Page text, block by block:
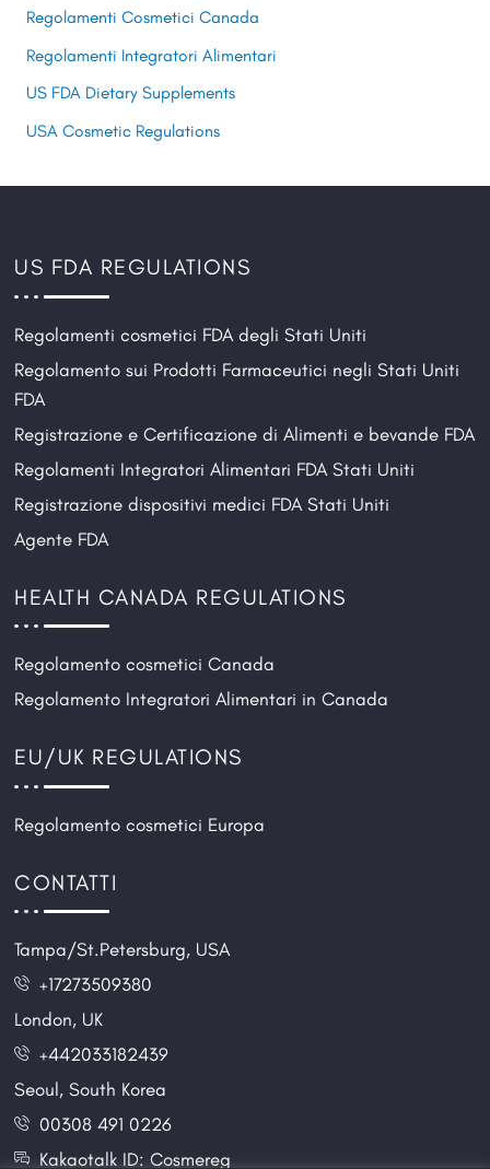
Regolamenti Cosmetici Canada
Regolamenti Integratori Alimentari
US FDA Dietary Supplements
USA Cosmetic Regulations
US FDA REGULATIONS
Regolamenti cosmetici FDA degli Stati Uniti
Regolamento sui Prodotti Farmaceutici negli Stati Uniti
FDA
Registrazione e Certificazione di Alimenti e bevande FDA
Regolamenti Integratori Alimentari FDA Stati Uniti
Registrazione dispositivi medici FDA Stati Uniti
Agente FDA
HEALTH CANADA REGULATIONS
Regolamento cosmetici Canada
Regolamento Integratori Alimentari in Canada
EU/UK REGULATIONS
Regolamento cosmetici Europa
CONTATTI
Tampa/St.Petersburg, USA
+17273509380
London, UK
+442033182439
Seoul, South Korea
00308 491 0226
Kakaotalk ID: Cosmereg